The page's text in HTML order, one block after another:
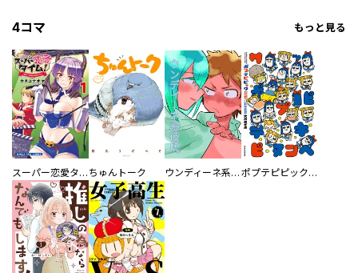
4コマ もっと見る
スーパー恋愛タイム！～現場でドＳな彼女は自宅でデレる～ ちゅんトーク ウンディーネ系彼氏 ポプテピピック SEASON EIGHT